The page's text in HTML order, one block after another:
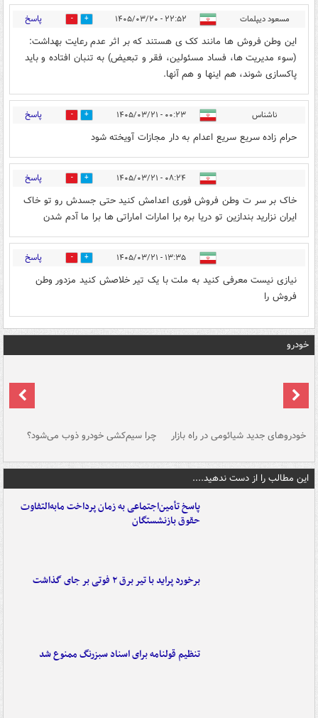
مسعود دیپلمات ۲۲:۵۲ - ۱۴۰۵/۰۳/۲۰ 1 پاسخ
این وطن فروش ها مانند کک ی هستند که بر اثر عدم رعایت بهداشت:
(سوء مدیریت ها، فساد مسئولین، فقر و تبعیض) به تنبان افتاده و باید
پاکسازی شوند، هم اینها و هم آنها.
ناشناس ۰۰:۲۳ - ۱۴۰۵/۰۳/۲۱ 0 پاسخ
حرام زاده سریع سریع اعدام به دار مجازات آویخته شود
۰۸:۲۴ - ۱۴۰۵/۰۳/۲۱ 1 پاسخ
خاک بر سر ت وطن فروش فوری اعدامش کنید حتی جسدش رو تو خاک
ایران نزارید بندازین تو دریا بره برا امارات اماراتی ها برا ما آدم شدن
۱۳:۳۵ - ۱۴۰۵/۰۳/۲۱ 0 پاسخ
نیازی نیست معرفی کنید به ملت با یک تیر خلاصش کنید مزدور وطن
فروش را
خودرو
خودروهای جدید شیائومی در راه بازار چرا سیم‌کشی خودرو ذوب می‌شود؟
این مطالب را از دست ندهید....
پاسخ تأمین‌اجتماعی به زمان پرداخت مابه‌التفاوت
حقوق بازنشستگان
برخورد پراید با تیر برق ۲ فوتی بر جای گذاشت
تنظیم قولنامه برای اسناد سبزرنگ ممنوع شد